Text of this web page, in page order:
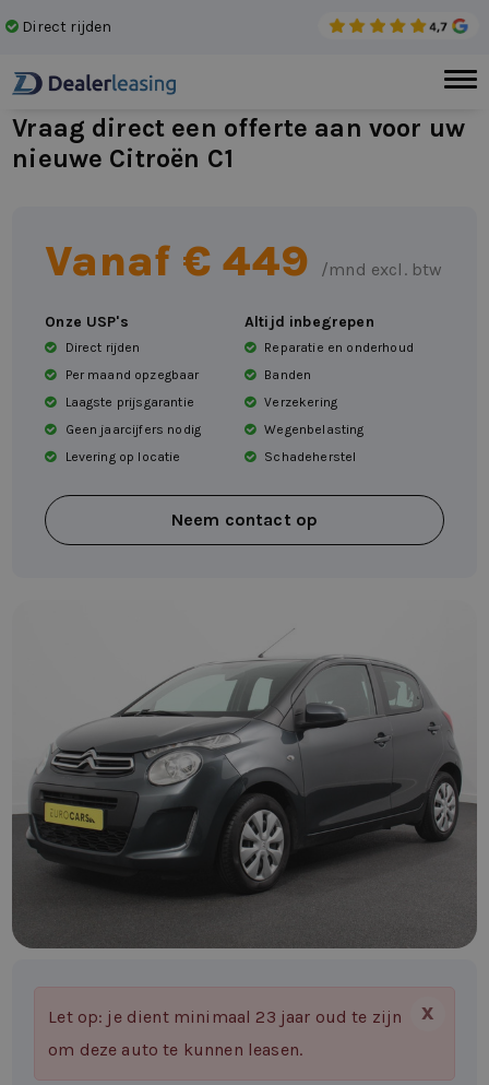
Direct rijden
Vraag direct een offerte aan voor uw
nieuwe Citroën C1
Vanaf €449 /mnd excl. btw
Onze USP's
Direct rijden
Per maand opzegbaar
Laagste prijsgarantie
Geen jaarcijfers nodig
Levering op locatie
Altijd inbegrepen
Reparatie en onderhoud
Banden
Verzekering
Wegenbelasting
Schadeherstel
Neem contact op
Let op: je dient minimaal 23 jaar oud te zijn
om deze auto te kunnen leasen.
X